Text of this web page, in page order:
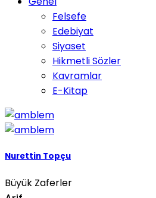
Felsefe
Edebiyat
Siyaset
Hikmetli Sözler
Kavramlar
E-Kitap
Nurettin Topçu
Büyük Zaferler